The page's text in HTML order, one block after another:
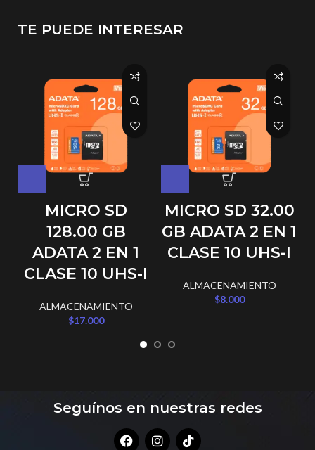
TE PUEDE INTERESAR
MICRO SD
128.00 GB
ADATA 2 EN 1
CLASE 10 UHS-I
ALMACENAMIENTO
$17.000
MICRO SD 32.00
GB ADATA 2 EN 1
CLASE 10 UHS-I
ALMACENAMIENTO
$8.000
Seguínos en nuestras redes